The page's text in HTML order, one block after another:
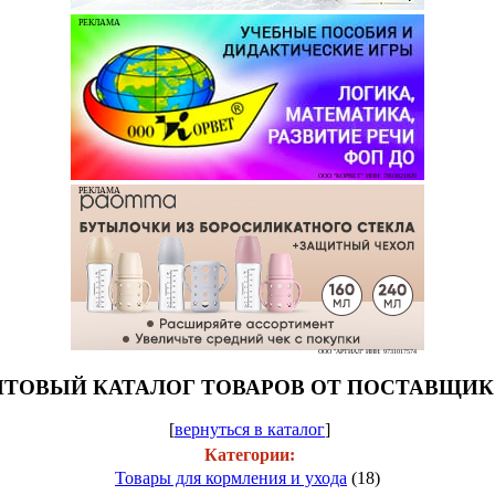
РЕКЛАМА
ООО "КОРВЕТ" ИНН: 7803021829
РЕКЛАМА
ООО "АРТИАЛ" ИНН: 9731017574
КАТАЛОГ ТОВАРОВ ОТ
[вернуться в каталог]
Категории:
Товары для кормления и ухода (18)